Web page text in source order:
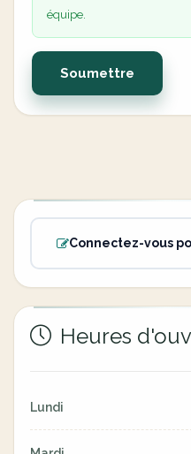
équipe.
Soumettre
Connectez-vous
Heures
Lundi